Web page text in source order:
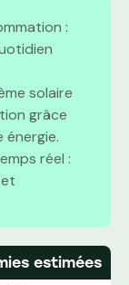
:
solaire
grâce
réel :
estimées